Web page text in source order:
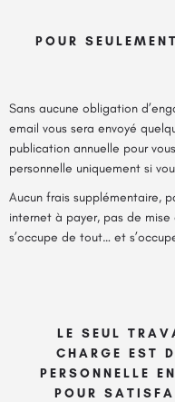
POUR
Sans aucune obligation
email vous sera envoyé
publication annuelle pour
personnelle uniquement si
Aucun frais supplémentaire,
internet à payer, pas de
s’occupe de tout… et
LE SEUL
CHARGE EST
PERSONNELLE
POUR